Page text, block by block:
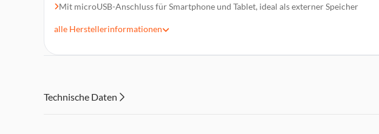
Mit microUSB-Anschluss für Smartphone und Tablet, ideal als externer Speicher
alle Herstellerinformationen
Technische Daten